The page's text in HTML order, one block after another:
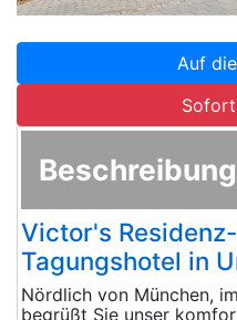
Auf
Beschreibung
Victor's
Tagungshotel in
Nördlich von München,
begrüßt Sie unser